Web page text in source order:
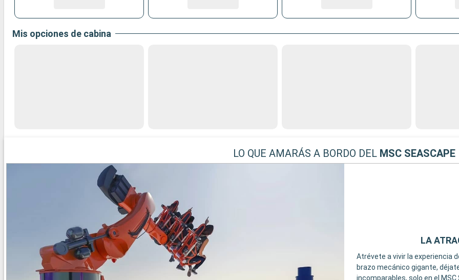
Mis opciones de cabina
LO QUE AMARÁS A BORDO DEL MSC SEASCAPE
LA
Atrévete a vivir la experiencia
brazo mecánico gigante,
incomparables, solo en el MSC